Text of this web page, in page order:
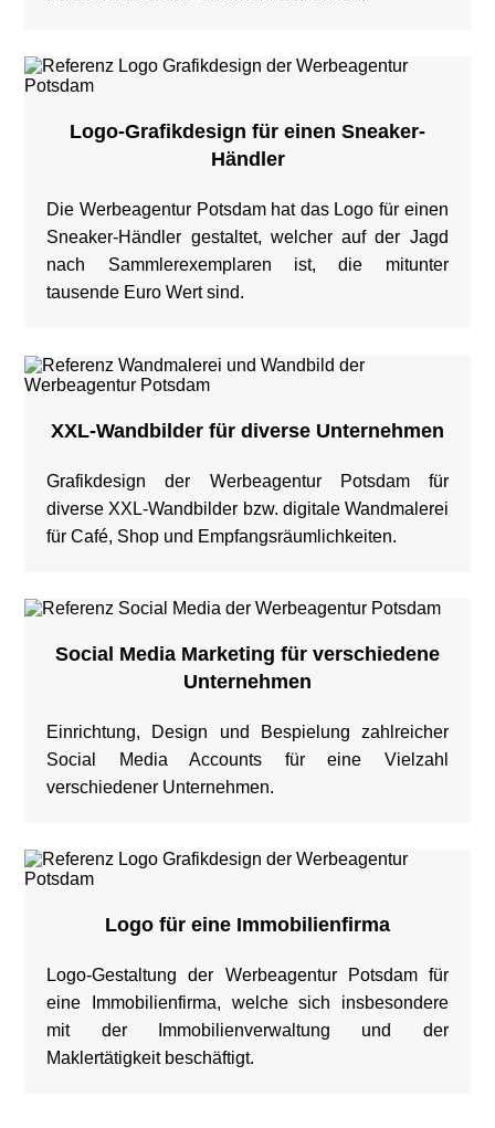
Logo-Grafikdesign für einen Sneaker-
Händler
Die Werbeagentur Potsdam hat das Logo für einen
Sneaker-Händler gestaltet, welcher auf der Jagd
nach Sammlerexemplaren ist, die mitunter
tausende Euro Wert sind.
XXL-Wandbilder für diverse Unternehmen
Grafikdesign der Werbeagentur Potsdam für
diverse XXL-Wandbilder bzw. digitale Wandmalerei
für Café, Shop und Empfangsräumlichkeiten.
Social Media Marketing für verschiedene
Unternehmen
Einrichtung, Design und Bespielung zahlreicher
Social Media Accounts für eine Vielzahl
verschiedener Unternehmen.
Logo für eine Immobilienfirma
Logo-Gestaltung der Werbeagentur Potsdam für
eine Immobilienfirma, welche sich insbesondere
mit der Immobilienverwaltung und der
Maklertätigkeit beschäftigt.